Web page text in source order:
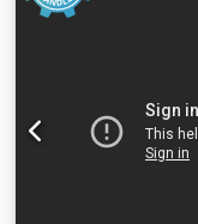
übereinander zu